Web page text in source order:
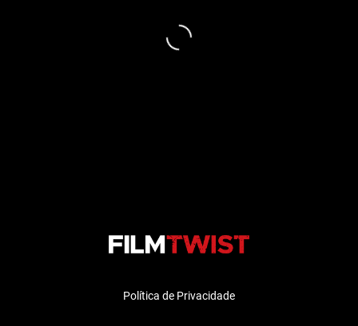
Política de Privacidade